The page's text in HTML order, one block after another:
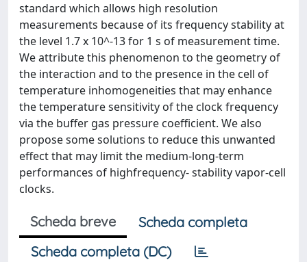
standard which allows high resolution
measurements because of its frequency stability at
the level 1.7 x 10^-13 for 1 s of measurement time.
We attribute this phenomenon to the geometry of
the interaction and to the presence in the cell of
temperature inhomogeneities that may enhance
the temperature sensitivity of the clock frequency
via the buffer gas pressure coefficient. We also
propose some solutions to reduce this unwanted
effect that may limit the medium-long-term
performances of highfrequency- stability vapor-cell
clocks.
Scheda breve
Scheda completa
Scheda completa (DC)